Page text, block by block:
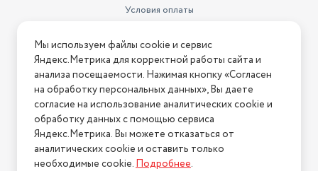
Условия оплаты
Условия возврата
Нашли ошибку на сайте? Напишите нам
2026 © Интернет-магазин "АстМаркет". У нас есть всё!
Политика конфиденциальности
Мы используем файлы cookie и сервис
Яндекс.Метрика для корректной работы сайта и
анализа посещаемости. Нажимая кнопку «Согласен
на обработку персональных данных», Вы даете
согласие на использование аналитических cookie и
обработку данных с помощью сервиса
Яндекс.Метрика. Вы можете отказаться от
аналитических cookie и оставить только
необходимые cookie.Подробнее.